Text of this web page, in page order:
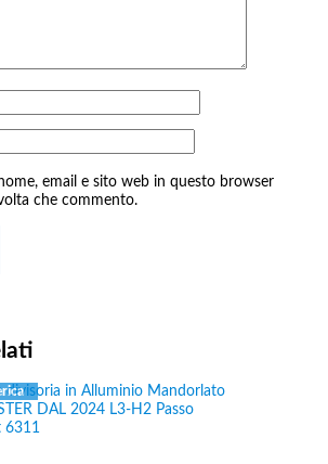
email e sito web in questo browser
che commento.